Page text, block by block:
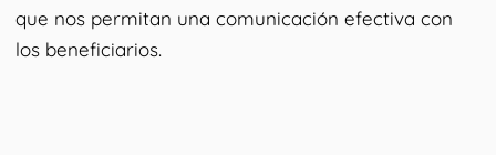
que nos permitan una comunicación efectiva con
los beneficiarios.